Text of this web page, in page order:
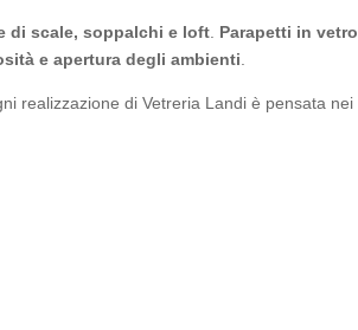
di scale, soppalchi e loft. Parapetti in vetro
e apertura degli ambienti
realizzazione di Vetreria Landi è pensata nei